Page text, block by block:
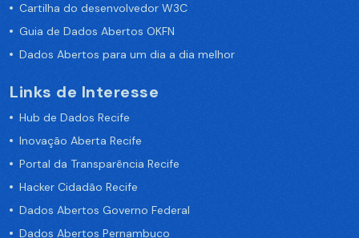
Cartilha do desenvolvedor W3C
Guia de Dados Abertos OKFN
Dados Abertos para um dia a dia melhor
Links de Interesse
Hub de Dados Recife
Inovação Aberta Recife
Portal da Transparência Recife
Hacker Cidadão Recife
Dados Abertos Governo Federal
Dados Abertos Pernambuco